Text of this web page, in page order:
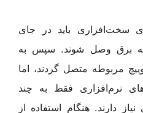
سخت‌افزاری باید در جای
برق وصل شوند. سپس به
مربوطه متصل گردند، اما
نرم‌افزاری فقط به چند
دارند. هنگام استفاده از